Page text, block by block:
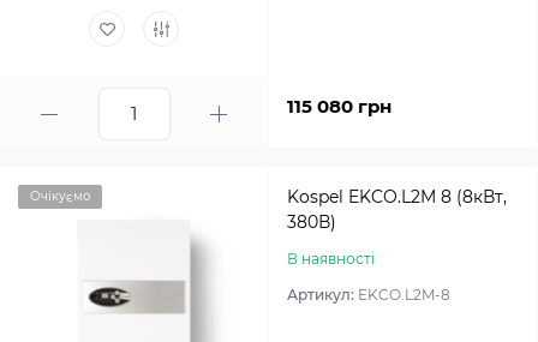
115 080 грн
Очікуємо
Kospel EKCO.L2M 8 (8кВт,
380В)
В наявності
Артикул: EKCO.L2M-8